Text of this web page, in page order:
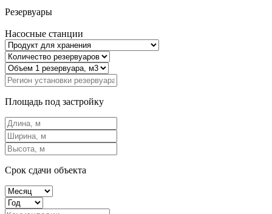
Резервуары
Насосные станции
Площадь под застройку
Срок сдачи объекта